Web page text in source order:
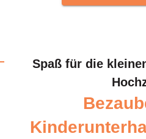
Spaß für die